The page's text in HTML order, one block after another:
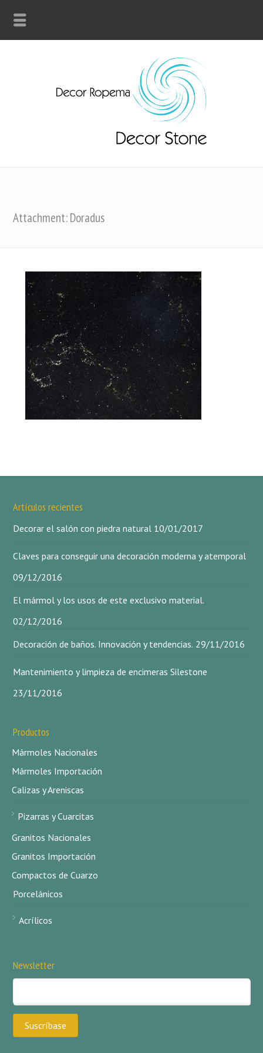
Attachment: Doradus
Artículos recientes
Decorar el salón con piedra natural 10/01/2017
Claves para conseguir una decoración moderna y atemporal
09/12/2016
El mármol y los usos de este exclusivo material.
02/12/2016
Decoración de baños. Innovación y tendencias. 29/11/2016
Mantenimiento y limpieza de encimeras Silestone
23/11/2016
Productos
Mármoles Nacionales
Mármoles Importación
Calizas y Areniscas
Pizarras y Cuarcitas
Granitos Nacionales
Granitos Importación
Compactos de Cuarzo
Porcelánicos
Acrílicos
Newsletter